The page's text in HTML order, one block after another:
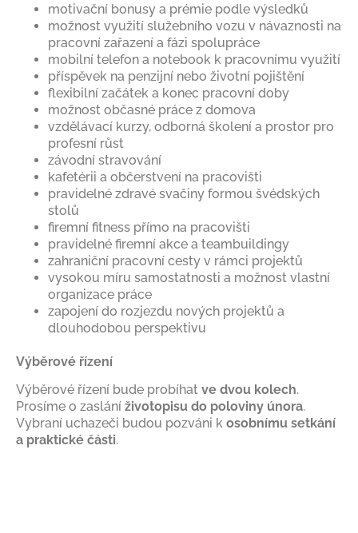
motivační bonusy a prémie podle výsledků
možnost využití služebního vozu v návaznosti na
pracovní zařazení a fázi spolupráce
mobilní telefon a notebook k pracovnímu využití
příspěvek na penzijní nebo životní pojištění
flexibilní začátek a konec pracovní doby
možnost občasné práce z domova
vzdělávací kurzy, odborná školení a prostor pro
profesní růst
závodní stravování
kafetérii a občerstvení na pracovišti
pravidelné zdravé svačiny formou švédských
stolů
firemní fitness přímo na pracovišti
pravidelné firemní akce a teambuildingy
zahraniční pracovní cesty v rámci projektů
vysokou míru samostatnosti a možnost vlastní
organizace práce
zapojení do rozjezdu nových projektů a
dlouhodobou perspektivu
Výběrové řízení
Výběrové řízení bude probíhat ve dvou kolech.
Prosíme o zaslání životopisu do poloviny února.
Vybraní uchazeči budou pozváni k osobnímu setkání
a praktické části.